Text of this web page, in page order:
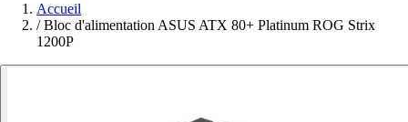
Accueil
/ Bloc d'alimentation ASUS ATX 80+ Platinum ROG Strix
1200P